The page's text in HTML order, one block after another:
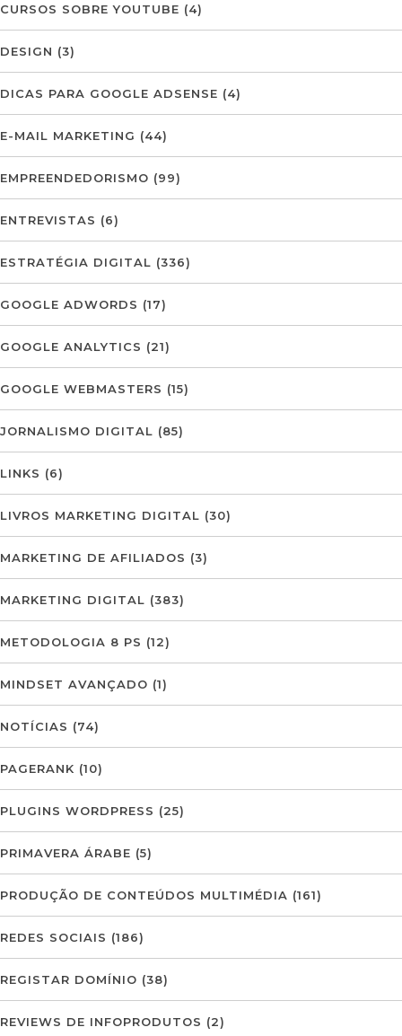
CURSOS SOBRE YOUTUBE (4)
DESIGN (3)
DICAS PARA GOOGLE ADSENSE (4)
E-MAIL MARKETING (44)
EMPREENDEDORISMO (99)
ENTREVISTAS (6)
ESTRATÉGIA DIGITAL (336)
GOOGLE ADWORDS (17)
GOOGLE ANALYTICS (21)
GOOGLE WEBMASTERS (15)
JORNALISMO DIGITAL (85)
LINKS (6)
LIVROS MARKETING DIGITAL (30)
MARKETING DE AFILIADOS (3)
MARKETING DIGITAL (383)
METODOLOGIA 8 PS (12)
MINDSET AVANÇADO (1)
NOTÍCIAS (74)
PAGERANK (10)
PLUGINS WORDPRESS (25)
PRIMAVERA ÁRABE (5)
PRODUÇÃO DE CONTEÚDOS MULTIMÉDIA (161)
REDES SOCIAIS (186)
REGISTAR DOMÍNIO (38)
REVIEWS DE INFOPRODUTOS (2)